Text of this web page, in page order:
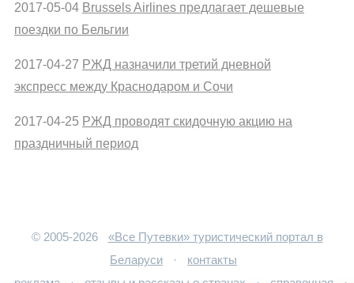
2017-05-04 Brussels Airlines предлагает дешевые
поездки по Бельгии
2017-04-27 РЖД назначили третий дневной
экспресс между Краснодаром и Сочи
2017-04-25 РЖД проводят скидочную акцию на
праздничный период
© 2005-2026
«Все Путевки» туристический портал в
Беларуси
·
контакты